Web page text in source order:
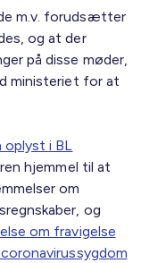
m.v. forudsætter
og at der
på disse møder,
ministeriet for at
oplyst i BL
hjemmel til at
om
og
om fravigelse